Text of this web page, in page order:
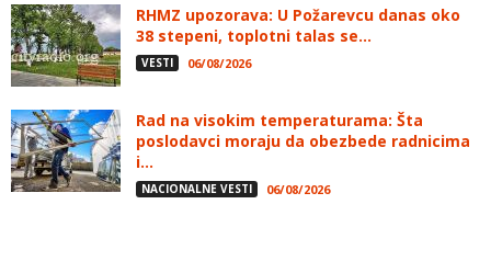
RHMZ upozorava: U Požarevcu danas oko
38 stepeni, toplotni talas se...
VESTI 06/08/2026
Rad na visokim temperaturama: Šta
poslodavci moraju da obezbede radnicima
i...
NACIONALNE VESTI 06/08/2026